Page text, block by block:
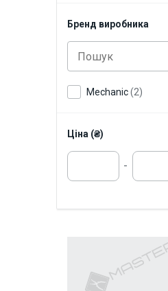
Бренд виробника
Mechanic(2)
Ціна (₴)
-